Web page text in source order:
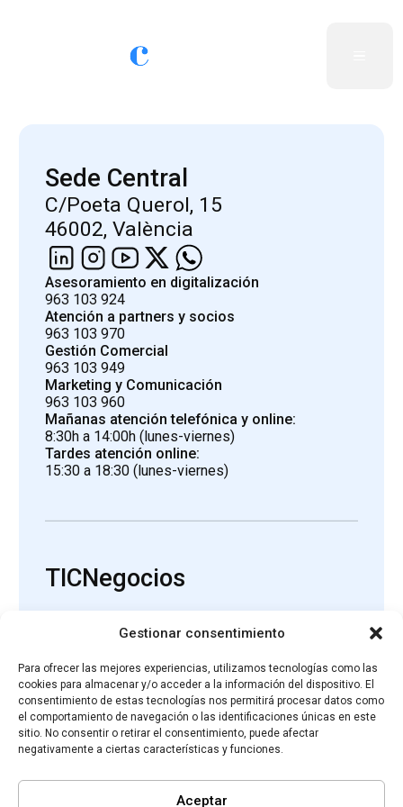
Gestionar consentimiento
Para ofrecer las mejores experiencias, utilizamos tecnologías como las
cookies para almacenar y/o acceder a la información del dispositivo. El
consentimiento de estas tecnologías nos permitirá procesar datos como
el comportamiento de navegación o las identificaciones únicas en este
sitio. No consentir o retirar el consentimiento, puede afectar
negativamente a ciertas características y funciones.
Aceptar
Sede Central
C/Poeta Querol, 15
46002, València
Asesoramiento en digitalización
963 103 924
Atención a partners y socios
963 103 970
Gestión Comercial
963 103 949
Marketing y Comunicación
963 103 960
Mañanas atención telefónica y online:
8:30h a 14:00h (lunes-viernes)
Tardes atención online:
15:30 a 18:30 (lunes-viernes)
TICNegocios
Asesoramiento
Ayudas
Agenda
Recursos
Newsletter
Contactar